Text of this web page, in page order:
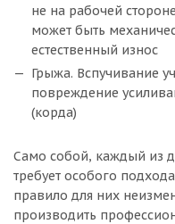
не на рабочей
может быть
естественный износ
Грыжа. Вспучивание
повреждение
(корда)
Само собой, каждый из
требует особого
правило для них
производить